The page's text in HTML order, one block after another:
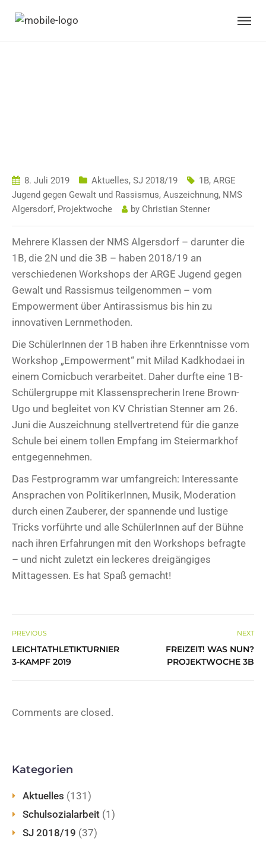
8. Juli 2019 Aktuelles, SJ 2018/19 1B, ARGE
Jugend gegen Gewalt und Rassismus, Auszeichnung, NMS
Algersdorf, Projektwoche by Christian Stenner
Mehrere Klassen der NMS Algersdorf – darunter die
1B, die 2N und die 3B – haben 2018/19 an
verschiedenen Workshops der ARGE Jugend gegen
Gewalt und Rassismus teilgenommen – vom
Empowerment über Antirassismus bis hin zu
innovativen Lernmethoden.
Die SchülerInnen der 1B haben ihre Erkenntnisse vom
Workshop „Empowerment“ mit Milad Kadkhodaei in
einem Comicbuch verarbeitet. Daher durfte eine 1B-
Schülergruppe mit Klassensprecherin Irene Brown-
Ugo und begleitet von KV Christian Stenner am 26.
Juni die Auszeichnung stellvertretend für die ganze
Schule bei einem tollen Empfang im Steiermarkhof
entgegennehmen.
Das Festprogramm war umfangreich: Interessante
Ansprachen von PolitikerInnen, Musik, Moderation
durch einen Zauberer, der spannende und lustige
Tricks vorführte und alle SchülerInnen auf der Bühne
nach ihren Erfahrungen mit den Workshops befragte
– und nicht zuletzt ein leckeres dreigängiges
Mittagessen. Es hat Spaß gemacht!
PREVIOUS
LEICHTATHLETIKTURNIER
3-KAMPF 2019
NEXT
FREIZEIT! WAS NUN?
PROJEKTWOCHE 3B
Comments are closed.
Kategorien
Aktuelles (131)
Schulsozialarbeit (1)
SJ 2018/19 (37)